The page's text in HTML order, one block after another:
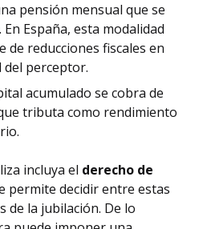
pensión mensual que se
España, esta modalidad
de reducciones fiscales en
del perceptor.
acumulado se cobra de
tributa como rendimiento
incluya el derecho de
permite decidir entre estas
de la jubilación. De lo